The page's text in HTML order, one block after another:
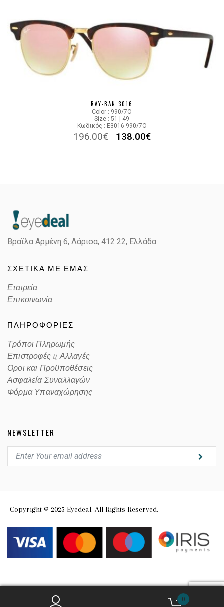
RAY-BAN 3016
Color : 990/7O
Size : 51 | 49
Κωδικός : E3016-990/7O
196.00€ 138.00€
Βραϊλα Αρμένη 6, Λάρισα, 412 22, Ελλάδα
ΣΧΕΤΙΚΑ ΜΕ ΕΜΑΣ
Εταιρεία
Επικοινωνία
ΠΛΗΡΟΦΟΡΙΕΣ
Τρόποι Πληρωμής
Επιστροφές & Αλλαγές
Οροι και Προϋποθέσεις
Ασφαλεία Συναλλαγών
Φόρμα Υπαναχώρησης
NEWSLETTER
Copyright © 2025 Eyedeal. All Rights Reserved.
0